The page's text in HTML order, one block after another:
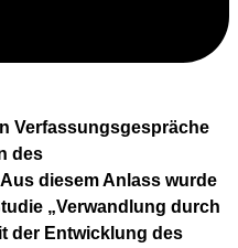
Verfassungsgespräche
des
diesem Anlass wurde
„Verwandlung durch
der Entwicklung des